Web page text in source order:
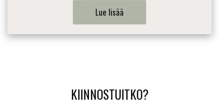
Lue lisää
KIINNOSTUITKO?